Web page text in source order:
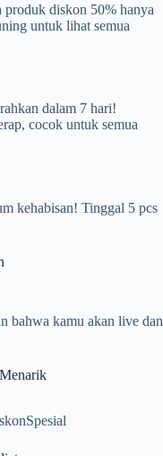
produk diskon 50% hanya
untuk lihat semua
dalam 7 hari!
cocok untuk semua
kehabisan! Tinggal 5 pcs
bahwa kamu akan live dan